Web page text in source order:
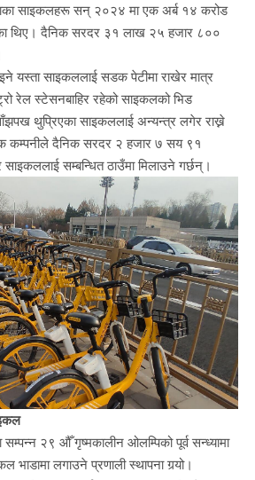
साइकलहरू सन् २०२४ मा एक अर्ब १४ करोड
थिए। दैनिक सरदर ३१ लाख २५ हजार ८००
यस्ता साइकललाई सडक पेटीमा राखेर मात्र
रेल स्टेसनबाहिर रहेको साइकलको भिड
थुप्रिएका साइकललाई अन्यन्त्र लगेर राख्ने
कम्पनीले दैनिक सरदर २ हजार ७ सय ९१
सम्बन्धित ठाउँमा मिलाउने गर्छन्।
२९ औँ गृष्मकालीन ओलम्पिको पूर्व सन्ध्यामा
भाडामा लगाउने प्रणाली स्थापना गर्‍यो।